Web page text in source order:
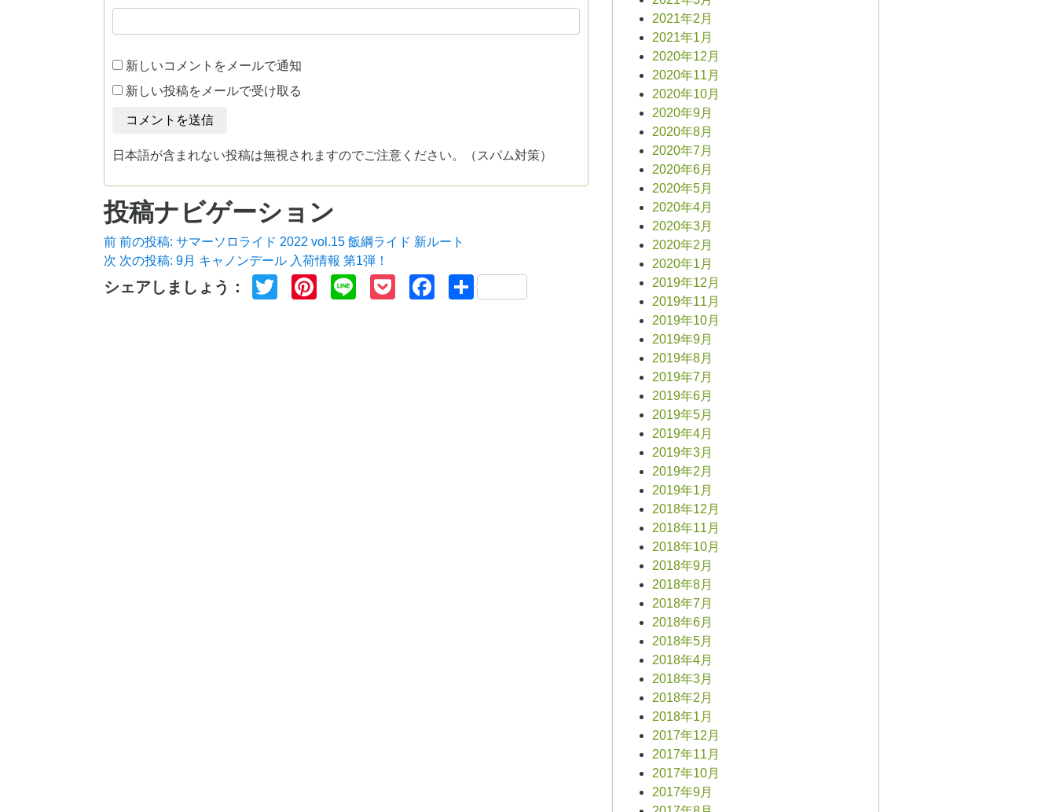
新しいコメントをメールで通知
新しい投稿をメールで受け取る
日本語が含まれない投稿は無視されますのでご注意ください。（スパム対策）
投稿ナビゲーション
前 前の投稿: サマーソロライド 2022 vol.15 飯綱ライド 新ルート
次 次の投稿: 9月 キャノンデール 入荷情報 第1弾！
シェアしましょう： TwitterPinterest
Line PocketFacebook
共
2021年2月
2021年1月
2020年12月
2020年11月
2020年10月
2020年9月
2020年8月
2020年7月
2020年6月
2020年5月
2020年4月
2020年3月
2020年2月
2020年1月
2019年12月
2019年11月
2019年10月
2019年9月
2019年8月
2019年7月
2019年6月
2019年5月
2019年4月
2019年3月
2019年2月
2019年1月
2018年12月
2018年11月
2018年10月
2018年9月
2018年8月
2018年7月
2018年6月
2018年5月
2018年4月
2018年3月
2018年2月
2018年1月
2017年12月
2017年11月
2017年10月
2017年9月